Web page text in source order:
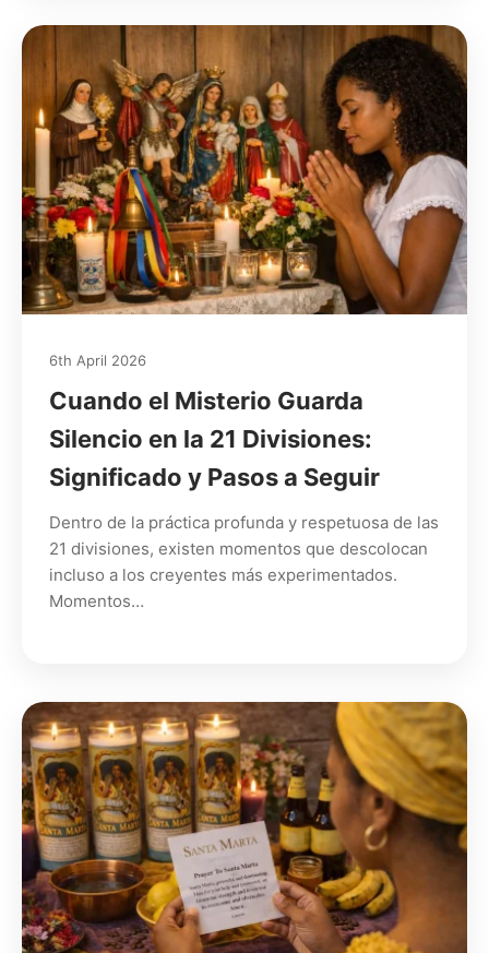
6th April 2026
Cuando el Misterio Guarda
Silencio en la 21 Divisiones:
Significado y Pasos a Seguir
Dentro de la práctica profunda y respetuosa de las
21 divisiones, existen momentos que descolocan
incluso a los creyentes más experimentados.
Momentos…